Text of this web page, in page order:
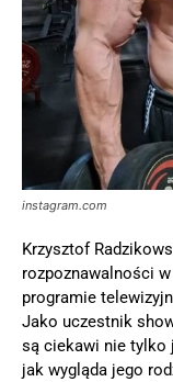
instagram.com
Krzysztof
rozpoznawalności w
programie
Jako uczestnik
są ciekawi nie tylko
jak wygląda jego